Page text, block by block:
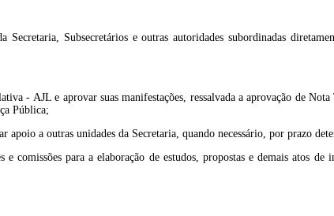
Subsecretários e outras autoridades subordinadas
- AJL e aprovar suas manifestações, ressalvada a aprovação de
Pública;
a outras unidades da Secretaria, quando necessário, por prazo
para a elaboração de estudos, propostas e demais atos de